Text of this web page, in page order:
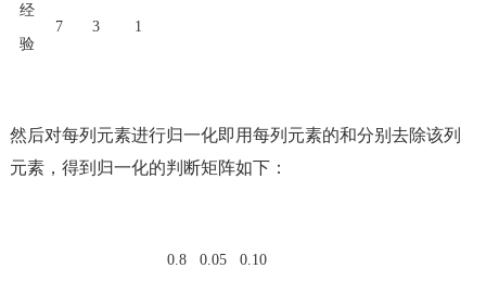
经
验
7 3 1
然后对每列元素进行归一化即用每列元素的和分别去除该列
元素，得到归一化的判断矩阵如下：
0.8 0.05 0.10